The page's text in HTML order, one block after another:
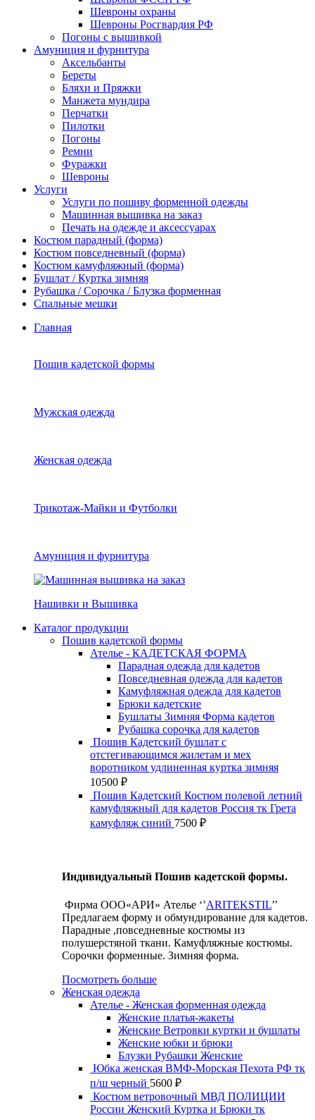
Шевроны охраны
Шевроны Росгвардия РФ
Погоны с вышивкой
Амуниция и фурнитура
Аксельбанты
Береты
Бляхи и Пряжки
Манжета мундира
Перчатки
Пилотки
Погоны
Ремни
Фуражки
Шевроны
Услуги
Услуги по пошиву форменной одежды
Машинная вышивка на заказ
Печать на одежде и аксессуарах
Костюм парадный (форма)
Костюм повседневный (форма)
Костюм камуфляжный (форма)
Бушлат / Куртка зимняя
Рубашка / Сорочка / Блузка форменная
Спальные мешки
Главная
Пошив кадетской формы
Мужская одежда
Женская одежда
Трикотаж-Майки и Футболки
Амуниция и фурнитура
Нашивки и Вышивка
Каталог продукции
Пошив кадетской формы
Ателье - КАДЕТСКАЯ ФОРМА
Парадная одежда для кадетов
Повседневная одежда для кадетов
Камуфляжная одежда для кадетов
Брюки кадетские
Бушлаты Зимняя Форма кадетов
Рубашка сорочка для кадетов
Пошив Кадетский бушлат с
отстегивающимся жилетам и мех
воротником удлиненная куртка зимняя
10500 ₽
Пошив Кадетский Костюм полевой летний
камуфляжный для кадетов Россия тк Грета
камуфляж синий 7500 ₽
Индивидуальный Пошив кадетской формы.
Фирма ООО«АРИ» Ателье ‘’ARITEKSTIL’’
Предлагаем форму и обмундирование для кадетов.
Парадные ,повседневные костюмы из
полушерстяной ткани. Камуфляжные костюмы.
Сорочки форменные. Зимняя форма.
Посмотреть больше
Женская одежда
Ателье - Женская форменная одежда
Женские платья-жакеты
Женские Ветровки куртки и бушлаты
Женские юбки и брюки
Блузки Рубашки Женские
Юбка женская ВМФ-Морская Пехота РФ тк
п/ш черный 5600 ₽
Костюм ветровочный МВД ПОЛИЦИИ
России Женский Куртка и Брюки тк